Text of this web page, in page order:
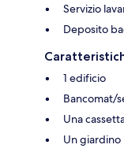
Servizio
Deposito
1 edificio
Bancomat/
Una
Un giardino